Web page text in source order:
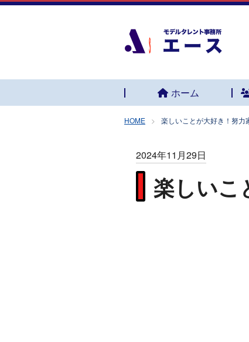
ホーム
HOME 楽しいことが大好き！努力
2024年11月29日
楽しいこ